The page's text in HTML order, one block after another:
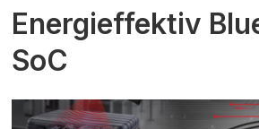
Energieffektiv
SoC